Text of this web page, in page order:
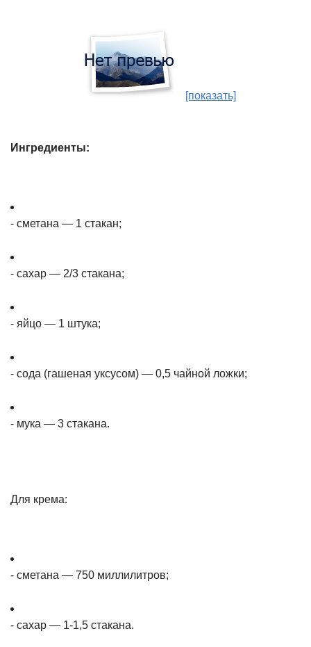
[показать]
Ингредиенты:
- сметана — 1 стакан;
- сахар — 2/3 стакана;
- яйцо — 1 штука;
- сода (гашеная уксусом) — 0,5 чайной ложки;
- мука — 3 стакана.
Для крема:
- сметана — 750 миллилитров;
- сахар — 1-1,5 стакана.